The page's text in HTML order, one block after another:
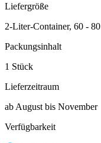
Liefergröße
2-Liter-Container, 60 -
Packungsinhalt
1 Stück
Lieferzeitraum
ab August bis November
Verfügbarkeit